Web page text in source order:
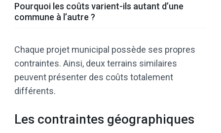
Pourquoi les coûts varient-ils autant d’une
commune à l’autre ?
Chaque projet municipal possède ses propres
contraintes. Ainsi, deux terrains similaires
peuvent présenter des coûts totalement
différents.
Les contraintes géographiques